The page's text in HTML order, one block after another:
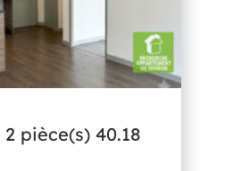
pièce(s) 40.18